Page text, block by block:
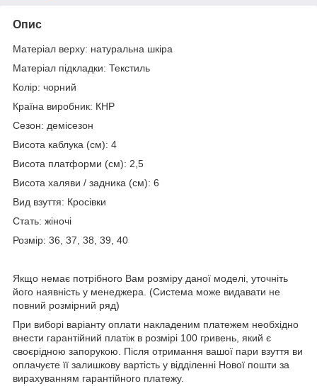
Опис
Матеріал верху: натуральна шкіра
Матеріал підкладки: Текстиль
Колір: чорний
Країна виробник: КНР
Сезон: демісезон
Висота каблука (см): 4
Висота платформи (см): 2,5
Висота халяви / задника (см): 6
Вид взуття: Кросівки
Стать: жіночі
Розмір: 36, 37, 38, 39, 40
Якщо немає потрібного Вам розміру даної моделі, уточніть
його наявність у менеджера. (Система може видавати не
повний розмірний ряд)
При виборі варіанту оплати накладеним платежем необхідно
внести гарантійний платіж в розмірі 100 гривень, який є
своєрідною запорукою. Після отримання вашої пари взуття ви
оплачуєте її залишкову вартість у відділенні Нової пошти за
вирахуванням гарантійного платежу.